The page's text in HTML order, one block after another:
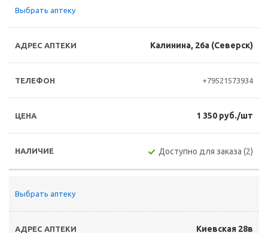
Выбрать аптеку
Калинина, 26а (Северск)
+79521573934
1 350 руб./шт
Доступно для заказа (2)
Выбрать аптеку
Киевская 28в